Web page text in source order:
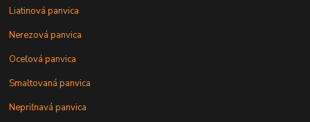
Liatinová panvica
Nerezová panvica
Oceľová panvica
Smaltovaná panvica
Nepriľnavá panvica